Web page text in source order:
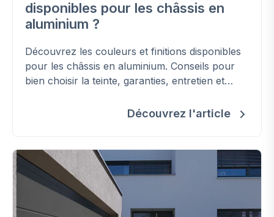
disponibles pour les châssis en
aluminium ?
Découvrez les couleurs et finitions disponibles
pour les châssis en aluminium. Conseils pour
bien choisir la teinte, garanties, entretien et
Découvrez l'article